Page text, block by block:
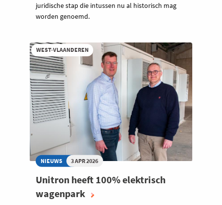
juridische stap die intussen nu al historisch mag
worden genoemd.
WEST-VLAANDEREN
NIEUWS 3 APR 2026
Unitron heeft 100% elektrisch
wagenpark